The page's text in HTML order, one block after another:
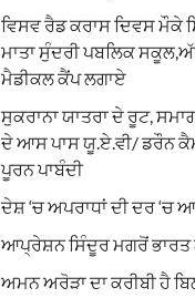
ਵਿਸਵ ਰੈਡ ਕਰਾਸ ਦਿਵਸ ਮੌਕੇ
ਮਾਤਾ ਸੁੰਦਰੀ ਪਬਲਿਕ
ਮੈਡੀਕਲ ਕੈਂਪ ਲਗਾਏ
ਸੁਕਰਾਨਾ ਯਾਤਰਾ ਦੇ ਰੂਟ,
ਦੇ ਆਸ ਪਾਸ ਯੂ.ਏ.ਵੀ/ ਡਰੌਨ
ਪੂਰਨ ਪਾਬੰਦੀ
ਦੇਸ਼ ‘ਚ ਅਪਰਾਧਾਂ ਦੀ ਦਰ ‘ਚ
ਆਪ੍ਰੇਸ਼ਨ ਸਿੰਦੂਰ ਮਗਰੋਂ ਭਾਰਤ
ਅਮਨ ਅਰੋੜਾ ਦਾ ਕਰੀਬੀ ਹੈ